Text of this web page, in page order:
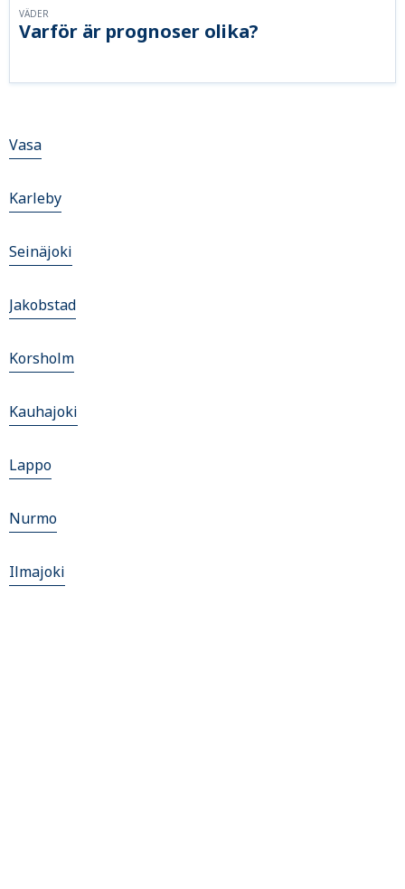
Varför är prognoser olika?
VÄDER
Vasa
Karleby
Seinäjoki
Jakobstad
Korsholm
Kauhajoki
Lappo
Nurmo
Ilmajoki